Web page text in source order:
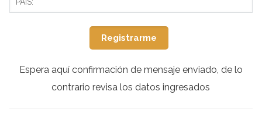
Espera aquí confirmación de mensaje enviado, de lo
contrario revisa los datos ingresados